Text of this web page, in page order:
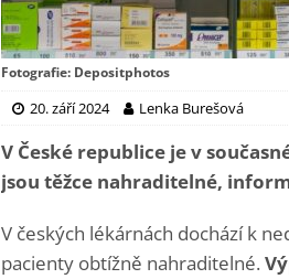
Fotografie: Depositphotos
20. září 2024 Lenka Burešová
V České republice je v
jsou těžce nahraditelné,
V českých lékárnách dochází k
pacienty obtížně nahraditelné.